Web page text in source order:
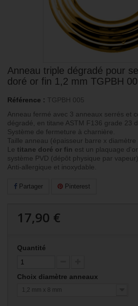
Anneau triple dégradé pour
doré or fin 1,2 mm TGPBH
Référence : TGPBH 005
Anneau fermé avec 3 anneaux serrés et
dégradé, en titane ASTM F136 grade 23
Système de fermeture à charnière.
Taille anneau (épaisseur barre x diamètre
Le titane doré or fin est un plaquage
système PVD (dépôt physique par vapeur).
Anti-allergique et inoxydable.
Partager Pinterest
17,90 €
Quantité
Choix diamètre anneaux
1,2 mm x 8 mm